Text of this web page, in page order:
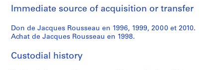
g
o
s
i
o
c
o
t
7
-
9
9
AP066.S3.D12
c
t
:
u
c
t
:
n
c
t
:
x
c
t
:
x
c
t
:
x
c
t
:
a
c
t
:
x
s
D
c
Immediate source of acquisition or transfer
Don de Jacques Rousseau en 1996, 1999, 2000 et 2010.
Achat de Jacques Rousseau en 1998.
Custodial history